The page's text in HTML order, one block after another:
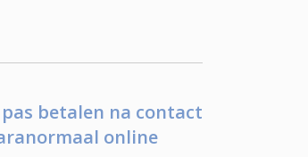
betalen na contact
online